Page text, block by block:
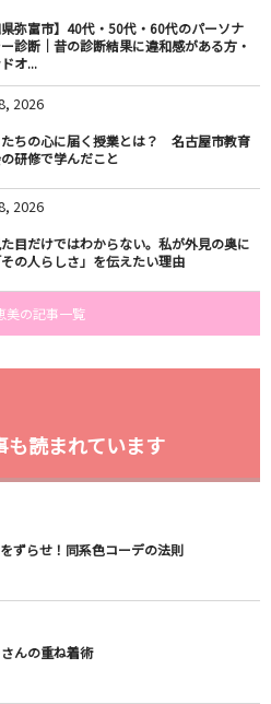
県弥富市】40代・50代・60代のパーソナ
診断｜昔の診断結果に違和感がある方・
オ...
, 2026
ちの心に届く授業とは？ 名古屋市教育
研修で学んだこと
, 2026
目だけではわからない。私が外見の奥に
の人らしさ」を伝えたい理由
美の記事一覧
も読まれています
をずらせ！同系色コーデの法則
んの重ね着術